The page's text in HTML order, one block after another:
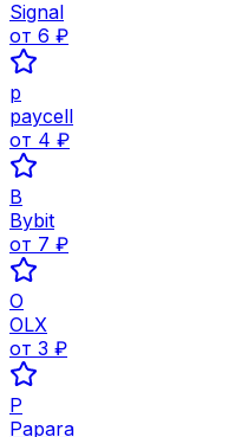
Signal
от 6 ₽
p
paycell
от 4 ₽
B
Bybit
от 7 ₽
O
OLX
от 3 ₽
P
Papara